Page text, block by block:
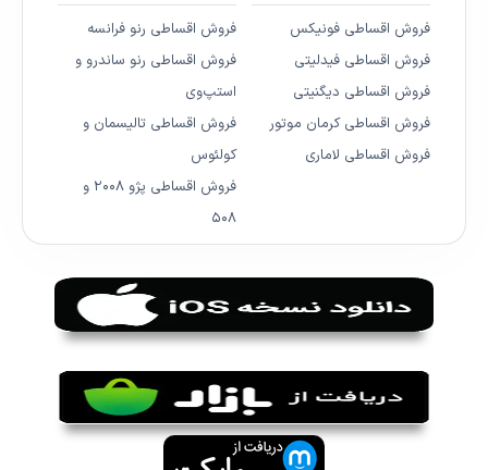
فروش اقساطی فونیکس
فروش اقساطی فیدلیتی
فروش اقساطی دیگنیتی
فروش اقساطی کرمان موتور
فروش اقساطی لاماری
فروش اقساطی رنو فرانسه
فروش اقساطی رنو ساندرو و
استپ‌وی
فروش اقساطی تالیسمان و
کولئوس
فروش اقساطی پژو ۲۰۰۸ و
۵۰۸